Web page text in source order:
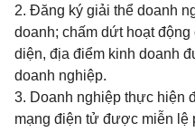
2. Đăng ký giải thể doanh
doanh; chấm dứt hoạt
diện, địa điểm kinh doanh
doanh nghiệp.
3. Doanh nghiệp thực hiện
mạng điện tử được miễn lệ